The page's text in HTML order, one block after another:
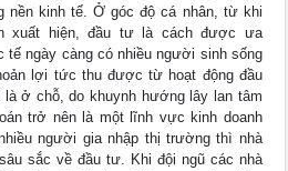
nền kinh tế. Ở góc độ cá nhân, từ khi
xuất hiện, đầu tư là cách được ưa
tế ngày càng có nhiều người sinh sống
lợi tức thu được từ hoạt động đầu
ở chỗ, do khuynh hướng lây lan tâm
trở nên là một lĩnh vực kinh doanh
người gia nhập thị trường thì nhà
sắc về đầu tư. Khi đội ngũ các nhà